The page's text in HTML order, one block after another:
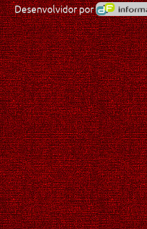
Desenvolvidor por